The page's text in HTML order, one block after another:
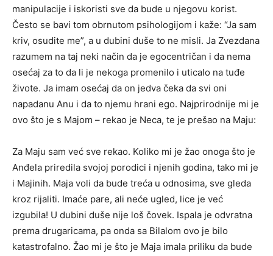
manipulacije i iskoristi sve da bude u njegovu korist.
Često se bavi tom obrnutom psihologijom i kaže: “Ja sam
kriv, osudite me”, a u dubini duše to ne misli. Ja Zvezdana
razumem na taj neki način da je egocentričan i da nema
osećaj za to da li je nekoga promenilo i uticalo na tuđe
živote. Ja imam osećaj da on jedva čeka da svi oni
napadanu Anu i da to njemu hrani ego. Najprirodnije mi je
ovo što je s Majom – rekao je Neca, te je prešao na Maju:
Za Maju sam već sve rekao. Koliko mi je žao onoga što je
Anđela priredila svojoj porodici i njenih godina, tako mi je
i Majinih. Maja voli da bude treća u odnosima, sve gleda
kroz rijaliti. Imaće pare, ali neće ugled, lice je već
izgubila! U dubini duše nije loš čovek. Ispala je odvratna
prema drugaricama, pa onda sa Bilalom ovo je bilo
katastrofalno. Žao mi je što je Maja imala priliku da bude